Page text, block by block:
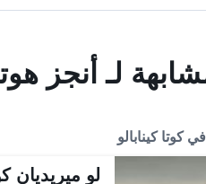
لـ أنجز
كوتا كينابالو
لو ميريديان